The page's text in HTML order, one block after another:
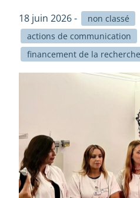
18 juin 2026 -
non classé
actions de communication
financement de la recherche